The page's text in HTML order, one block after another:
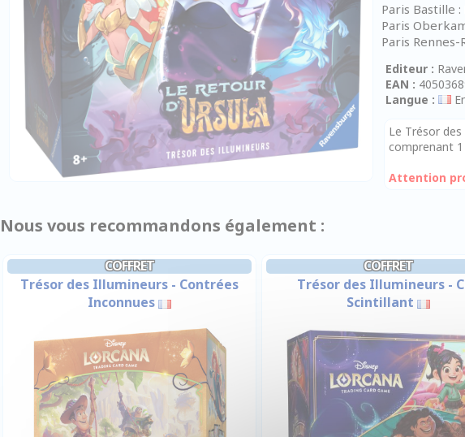
Paris Bastille :
Paris
Paris Rennes-
Editeur :
EAN :
Langue :
Le Trésor
comprenant
Attention
Nous vous recommandons également :
COFFRET
Trésor des Illumineurs - Contrées
Inconnues
COFFRET
Trésor des Illumineurs -
Scintillant